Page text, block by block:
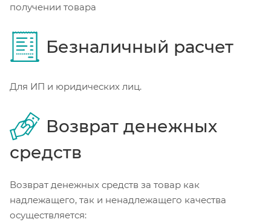
получении товара
Безналичный расчет
Для ИП и юридических лиц.
Возврат денежных
средств
Возврат денежных средств за товар как
надлежащего, так и ненадлежащего качества
осуществляется: